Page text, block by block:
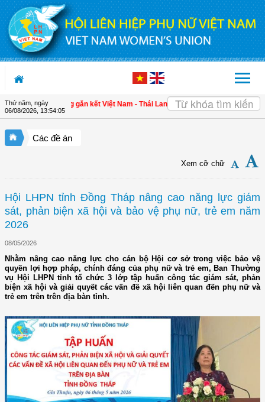
Truy cập nội dung luôn
Thứ năm, ngày
06/08/2026, 13:54:06
| Tăng cường gắn kết Việt Nam - Thái Lan qua triển lãm "Đan kết hữu nghị"
Các đề án
Xem cỡ chữ
Hội LHPN tỉnh Đồng Tháp nâng cao năng lực giám
sát, phản biện xã hội và bảo vệ phụ nữ, trẻ em năm
2026
08/05/2026
Nhằm nâng cao năng lực cho cán bộ Hội cơ sở trong việc bảo vệ
quyền lợi hợp pháp, chính đáng của phụ nữ và trẻ em, Ban Thường
vụ Hội LHPN tỉnh tổ chức 3 lớp tập huấn công tác giám sát, phản
biện xã hội và giải quyết các vấn đề xã hội liên quan đến phụ nữ và
trẻ em trên trên địa bàn tỉnh.